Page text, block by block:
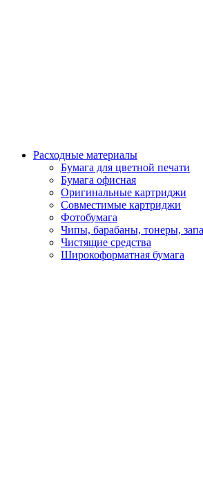
Расходные материалы
Бумага для цветной печати
Бумага офисная
Оригинальные картриджи
Совместимые картриджи
Фотобумага
Чипы, барабаны, тонеры,
Чистящие средства
Широкоформатная бумага